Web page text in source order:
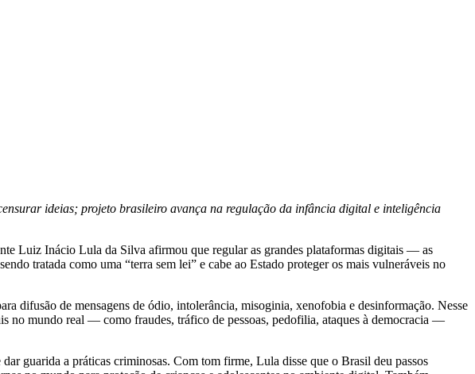
ideias; projeto brasileiro avança na regulação da infância digital e inteligência
Luiz Inácio Lula da Silva afirmou que regular as grandes plataformas digitais — as
tratada como uma “terra sem lei” e cabe ao Estado proteger os mais vulneráveis no
difusão de mensagens de ódio, intolerância, misoginia, xenofobia e desinformação. Nesse
no mundo real — como fraudes, tráfico de pessoas, pedofilia, ataques à democracia —
guarida a práticas criminosas. Com tom firme, Lula disse que o Brasil deu passos